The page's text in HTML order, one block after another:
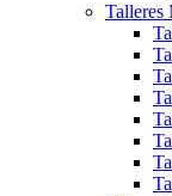
Talleres